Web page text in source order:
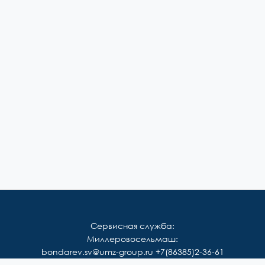
Сервисная служба:
Миллеровосельмаш:
bondarev.sv@umz-group.ru +7(86385)2-36-61